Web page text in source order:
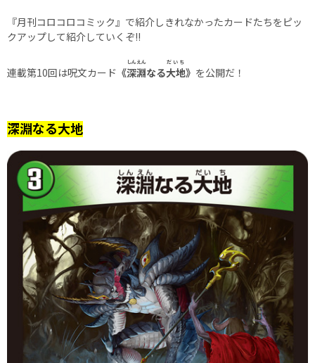
『月刊コロコロコミック』で紹介しきれなかったカードたちをピッ
クアップして紹介していくぞ!!
連載第10回は呪文カード 《深淵
しんえん
なる大地
だいち
》 を公開だ！
深淵なる大地